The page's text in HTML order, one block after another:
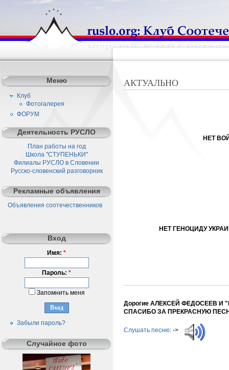
АКТУАЛЬНО
НЕТ
НЕТ ГЕНОЦИДУ
Дорогие АЛЕКСЕЙ ФЕДОСЕЕВ И
СПАСИБО ЗА ПРЕКРАСНУЮ
Слушать песню: ->
Меню
Клуб
Фотогалерея
ФОРУМ
Деятельность РУСЛО
План работы на год
Школа "СТУПЕНЬКИ"
Филиалы РУСЛО в Словении
Русско-словенский разговорник
Рекламные объявления
Объявления соотечественников
Вход
Имя: *
Пароль: *
Запомнить меня
Забыли пароль?
Случайное фото